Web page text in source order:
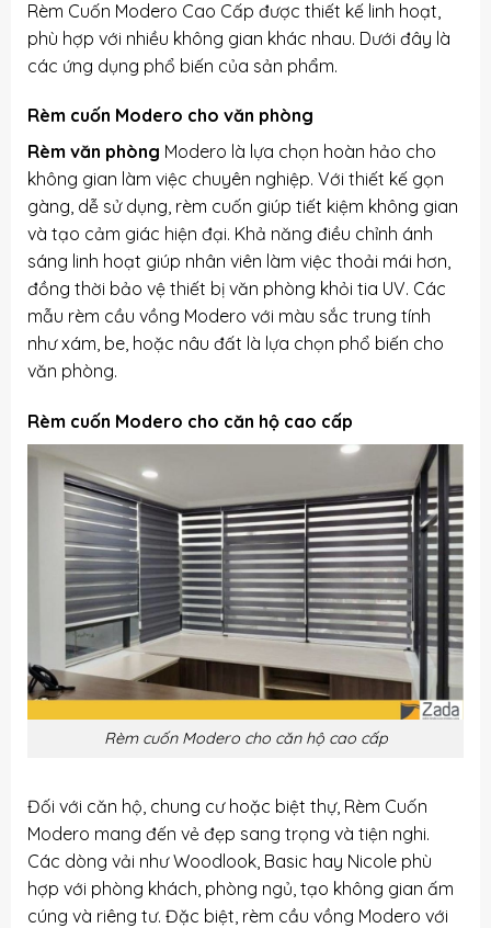
Rèm Cuốn Modero Cao Cấp được thiết kế linh hoạt,
phù hợp với nhiều không gian khác nhau. Dưới đây là
các ứng dụng phổ biến của sản phẩm.
Rèm cuốn Modero cho văn phòng
Rèm văn phòng Modero là lựa chọn hoàn hảo cho
không gian làm việc chuyên nghiệp. Với thiết kế gọn
gàng, dễ sử dụng, rèm cuốn giúp tiết kiệm không gian
và tạo cảm giác hiện đại. Khả năng điều chỉnh ánh
sáng linh hoạt giúp nhân viên làm việc thoải mái hơn,
đồng thời bảo vệ thiết bị văn phòng khỏi tia UV. Các
mẫu rèm cầu vồng Modero với màu sắc trung tính
như xám, be, hoặc nâu đất là lựa chọn phổ biến cho
văn phòng.
Rèm cuốn Modero cho căn hộ cao cấp
Rèm cuốn Modero cho căn hộ cao cấp
Đối với căn hộ, chung cư hoặc biệt thự, Rèm Cuốn
Modero mang đến vẻ đẹp sang trọng và tiện nghi.
Các dòng vải như Woodlook, Basic hay Nicole phù
hợp với phòng khách, phòng ngủ, tạo không gian ấm
cúng và riêng tư. Đặc biệt, rèm cầu vồng Modero với